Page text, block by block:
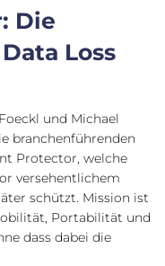
Die
Loss
und Michael
branchenführenden
Protector, welche
versehentlichem
schützt. Mission ist
Portabilität und
dass dabei die